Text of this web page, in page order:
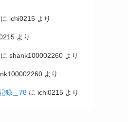
に ichi0215 より
より
に shank100002260 より
より
録＿78 に ichi0215 より